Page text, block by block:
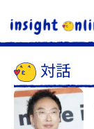
対話